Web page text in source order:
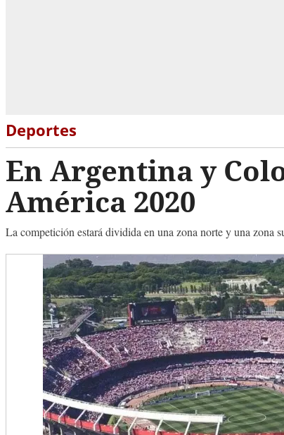
Deportes
En Argentina y
América 2020
La competición estará dividida en una zona norte y una zona